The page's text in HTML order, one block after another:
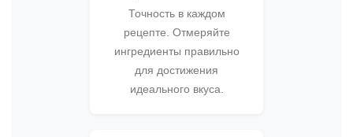
Точность в каждом
рецепте. Отмеряйте
ингредиенты правильно
для достижения
идеального вкуса.